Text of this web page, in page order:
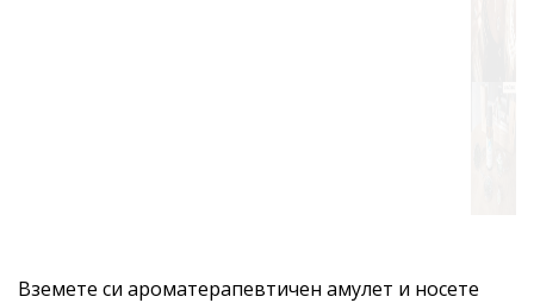
Вземете си ароматерапевтичен амулет и носете